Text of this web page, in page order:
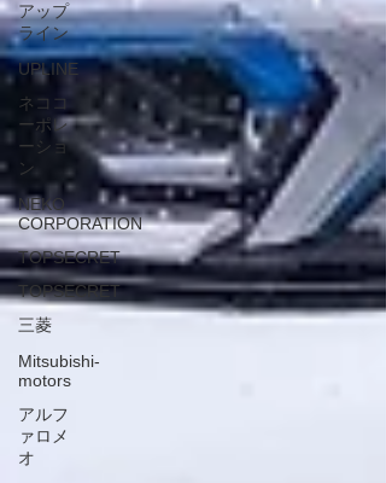
アップ
ライン
UPLINE
ネココ
ーポレ
ーショ
ン
NEKO
CORPORATION
TOPSECRET
TOPSECRET
三菱
Mitsubishi-
motors
アルフ
ァロメ
オ